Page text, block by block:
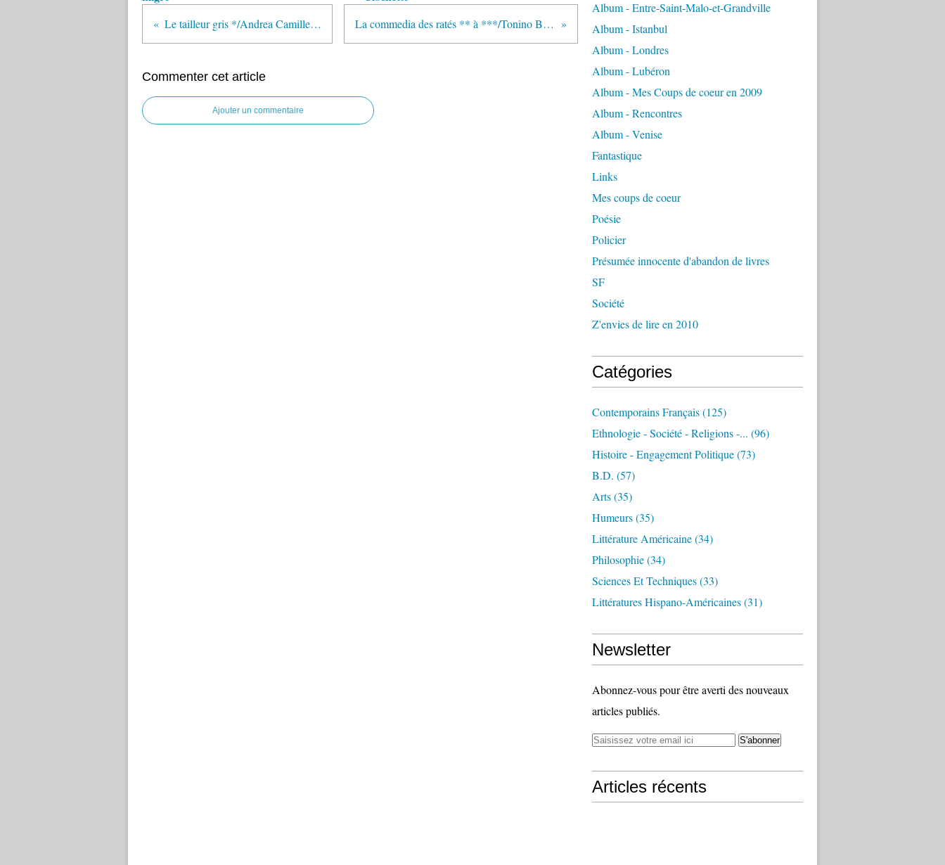
Le tailleur gris */Andrea Camilleri (2009) La commedia des ratés ** à ***/Tonino Benacquista
Commenter cet article
Ajouter un commentaire
Album - Entre-Saint-Malo-et-Grandville
Album - Istanbul
Album - Londres
Album - Lubéron
Album - Mes Coups de coeur en 2009
Album - Rencontres
Album - Venise
Fantastique
Links
Mes coups de coeur
Poésie
Policier
Présumée innocente d'abandon de livres
SF
Société
Z'envies de lire en 2010
Catégories
Contemporains Français(125)
Ethnologie - Société - Religions -... (96)
Histoire - Engagement Politique(73)
B.d. (57)
Arts(35)
Humeurs(35)
Littérature Américaine(34)
Philosophie(34)
Sciences Et Techniques(33)
Littératures Hispano-Américaines(31)
Newsletter
Abonnez-vous pour être averti des nouveaux
articles publiés.
Articles récents